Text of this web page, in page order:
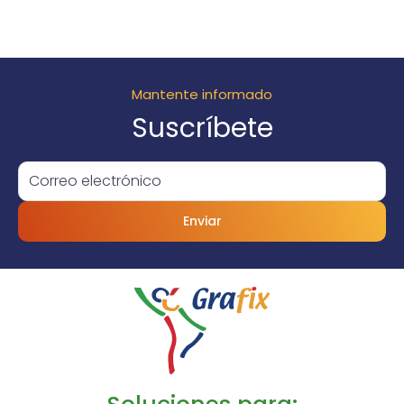
Mantente informado
Suscríbete
Enviar